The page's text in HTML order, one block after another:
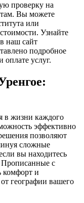
проверку на
Вы можете
или
Узнайте
наш сайт
подробное
услуг.
в жизни каждого
эффективно
позволяют
сложные
вы находитесь
Прописанные с
комфорт и
географии вашего